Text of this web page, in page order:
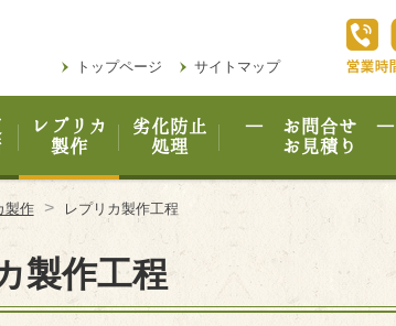
トップページ サイトマップ
レプリカ
製作
劣化防止
処理
― お問合せ ―
お見積り
製作 > レプリカ製作工程
製作工程